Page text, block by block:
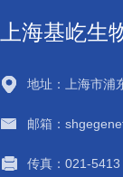
上海基屹生
地址：上海市浦
邮箱：
传真：021-5413